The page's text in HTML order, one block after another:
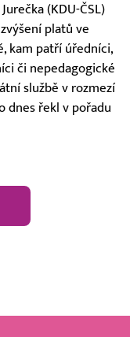
(KDU-ČSL)
platů ve
kam patří úředníci,
či nepedagogické
službě v rozmezí
dnes řekl v pořadu